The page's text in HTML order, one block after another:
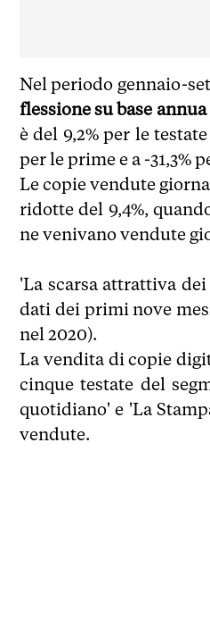
Nel periodo gennaio-
flessione su base
è del 9,2% per le
per le prime e a -31,3%
Le copie vendute
ridotte del 9,4%,
ne venivano vendute
'La scarsa attrattiva
dati dei primi nove
nel 2020).
La vendita di copie
cinque testate del
quotidiano' e 'La
vendute.